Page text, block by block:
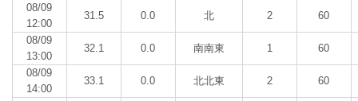
08/09
12:00
31.5 0.0 北 2 60
08/09
13:00
32.1 0.0 南南東 1 60
08/09
14:00
33.1 0.0 北北東 2 60